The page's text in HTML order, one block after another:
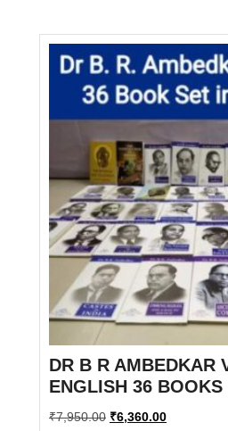
DR B R AMBEDKAR
ENGLISH 36 BOOKS
₹7,950.00 Original
₹6,360.00Current